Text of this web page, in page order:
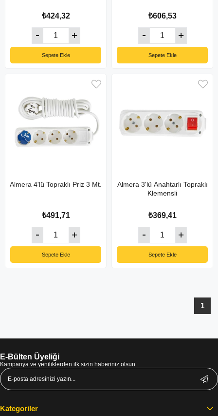
₺424,32
Sepete Ekle
₺606,53
Sepete Ekle
Almera 4'lü Topraklı Priz 3 Mt.
₺491,71
Sepete Ekle
Almera 3'lü Anahtarlı Topraklı
Klemensli
₺369,41
Sepete Ekle
1
E-Bülten Üyeliği
Kampanya ve yeniliklerden ilk sizin haberiniz olsun
Kategoriler